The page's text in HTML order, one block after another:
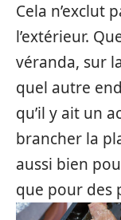
Cela n’exclut
l’extérieur.
véranda, sur
quel autre
qu’il y ait un
brancher la
aussi bien
que pour des